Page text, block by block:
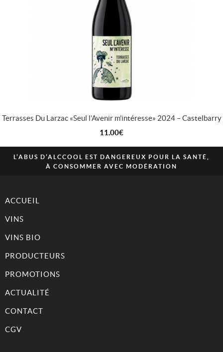
Terrasses Du Larzac « Seul l’Avenir m’intéresse » 2024 – Castelbarry
11.00€
L’ABUS D’ALCCOOL EST DANGEREUX POUR LA SANTÉ,
À CONSOMMER AVEC MODÉRATION
ACCUEIL
VINS
VINS BIO
PRODUCTEURS
PROMOTIONS
ACTUALITÉ
CONTACT
CGV